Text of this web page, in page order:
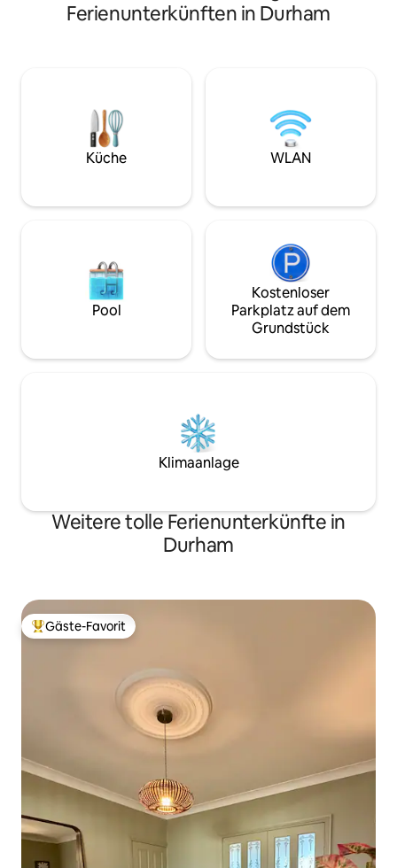
Universität und Kathedrale entfernt und
eignet sich sowohl für Urlauber als auch
einer Privatstraße in der Nähe des
Stadtzentrums von Durham liegt. Das
Nebengebäude ist völlig unabhängig und
verfügt über einen eigenen
überdachten Bereich mit Blick auf die
geräumigen,
ideal zum
Mahlzeiten
einfachem
nahegelegenen
von Durham
alles zu
Ferienunterkünften in Durham
Küche WLAN
Pool
Kostenloser
Parkplatz auf dem
Grundstück
Klimaanlage
Weitere tolle Ferienunterkünfte in
Durham
Beliebter Gäste-Favorit.
Gäste-Favorit